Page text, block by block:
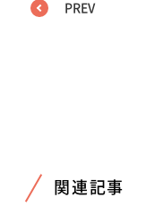
PREV
関連記事